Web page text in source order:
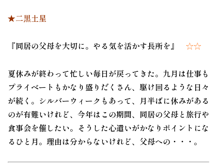
★二黒土星
『同居の父母を大切に。やる気を活かす長所を』 ☆☆
夏休みが終わって忙しい毎日が戻ってきた。九月は仕事も
プライベートもかなり盛りだくさん、駆け回るような日々
が続く。シルバーウィークもあって、月半ばに休みがある
のが有難いけれど、今年はこの期間、同居の父母と旅行や
食事会を催したい。そうした心遣いがかなりポイントにな
るひと月。理由は分からないけれど、父母への・・・。